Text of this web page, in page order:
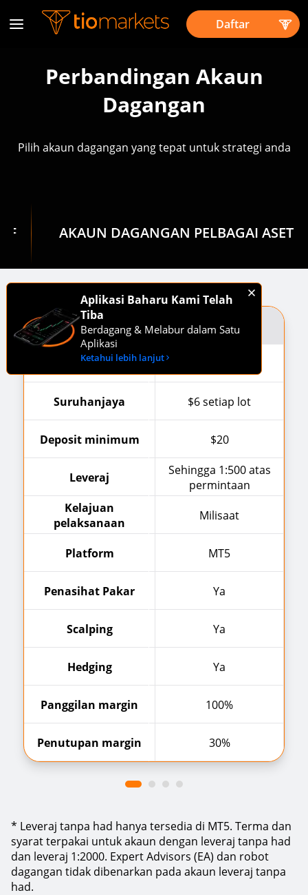
Daftar
Perbandingan Akaun
Dagangan
Pilih akaun dagangan yang tepat untuk strategi anda
DAGANGAN PELBAGAI ASET
Ciri-ciri
Spread bermula dari
Suruhanjaya
Deposit minimum
Leveraj
Kelajuan
pelaksanaan
Platform
Penasihat Pakar
Scalping
Hedging
Panggilan margin
Penutupan margin
Nano
$6 setiap lot
$20
Sehingga 1:500 atas
permintaan
Milisaat
MT5
Ya
Ya
Ya
100%
30%
* Leveraj tanpa had hanya tersedia di MT5. Terma dan
syarat terpakai untuk akaun dengan leveraj tanpa had
dan leveraj 1:2000. Expert Advisors (EA) dan robot
dagangan tidak dibenarkan pada akaun leveraj tanpa
had.
Aplikasi Baharu Kami Telah
Tiba
Berdagang & Melabur dalam Satu
Aplikasi
Ketahui lebih lanjut